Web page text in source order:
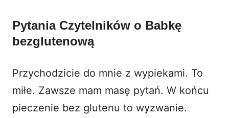
Pytania Czytelników o Babkę
bezglutenową
Przychodzicie do mnie z wypiekami. To
miłe. Zawsze mam masę pytań. W końcu
pieczenie bez glutenu to wyzwanie.